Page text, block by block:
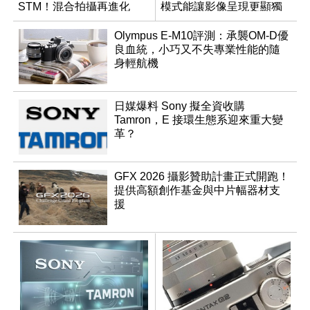
STM！混合拍攝再進化
模式能讓影像呈現更顯獨
特與個人風格
Olympus E-M10評測：承襲OM-D優
良血統，小巧又不失專業性能的隨
身輕航機
日媒爆料 Sony 擬全資收購
Tamron，E 接環生態系迎來重大變
革？
GFX 2026 攝影贊助計畫正式開跑！
提供高額創作基金與中片幅器材支
援